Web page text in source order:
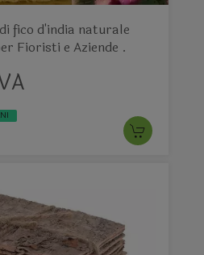
fico d'india naturale
Fioristi e Aziende .